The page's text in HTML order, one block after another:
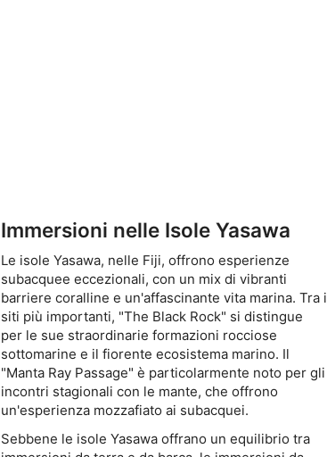
Immersioni nelle Isole Yasawa
Le isole Yasawa, nelle Fiji, offrono esperienze
subacquee eccezionali, con un mix di vibranti
barriere coralline e un'affascinante vita marina. Tra i
siti più importanti, "The Black Rock" si distingue
per le sue straordinarie formazioni rocciose
sottomarine e il fiorente ecosistema marino. Il
"Manta Ray Passage" è particolarmente noto per gli
incontri stagionali con le mante, che offrono
un'esperienza mozzafiato ai subacquei.
Sebbene le isole Yasawa offrano un equilibrio tra